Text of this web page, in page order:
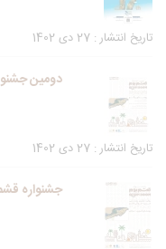
تاریخ انتشار : 27 دی 1402
دومین
تاریخ انتشار : 27 دی 1402
جشنواره